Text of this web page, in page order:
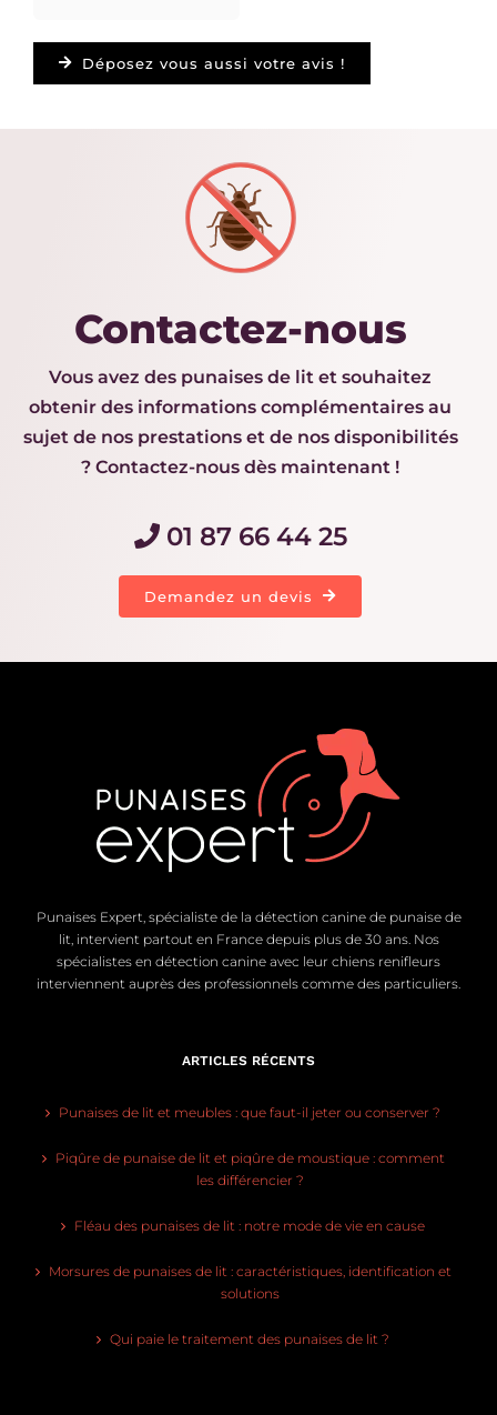
Déposez vous aussi votre avis !
Contactez-nous
Vous avez des punaises de lit et souhaitez
obtenir des informations complémentaires au
sujet de nos prestations et de nos disponibilités
? Contactez-nous dès maintenant !
01 87 66 44 25
Demandez un devis
Punaises Expert, spécialiste de la détection canine de punaise de
lit, intervient partout en France depuis plus de 30 ans. Nos
spécialistes en détection canine avec leur chiens renifleurs
interviennent auprès des professionnels comme des particuliers.
ARTICLES RÉCENTS
Punaises de lit et meubles : que faut-il jeter ou conserver ?
Piqûre de punaise de lit et piqûre de moustique : comment
les différencier ?
Fléau des punaises de lit : notre mode de vie en cause
Morsures de punaises de lit : caractéristiques, identification et
solutions
Qui paie le traitement des punaises de lit ?